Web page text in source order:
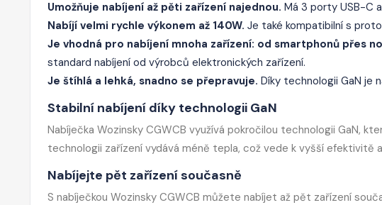
Umožňuje nabíjení až pěti zařízení najednou. Má 3 porty USB-C
Nabíjí velmi rychle výkonem až 140W. Je také kompatibilní s
Je vhodná pro nabíjení mnoha zařízení: od smartphonů přes
standard nabíjení od výrobců elektronických zařízení.
Je štíhlá a lehká, snadno se přepravuje. Díky technologii GaN je
Stabilní nabíjení díky technologii GaN
Nabíječka Wozinsky CGWCB využívá pokročilou technologii GaN,
technologii zařízení vydává méně tepla, což vede k vyšší efektivitě
Nabíjejte pět zařízení současně
S nabíječkou Wozinsky CGWCB můžete nabíjet až pět zařízení